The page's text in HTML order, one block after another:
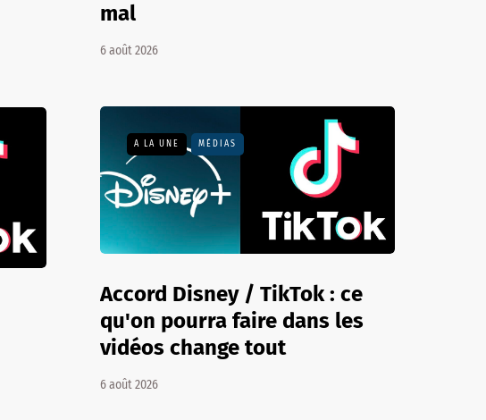
mal
6 août 2026
A LA UNE MÉDIAS
Accord Disney / TikTok : ce
qu'on pourra faire dans les
vidéos change tout
6 août 2026